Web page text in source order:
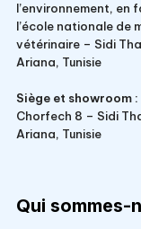
l’environnement, en
l’école nationale de
vétérinaire – Sidi
Ariana, Tunisie
Siège et showroom :
Chorfech 8 – Sidi
Ariana, Tunisie
Qui sommes-